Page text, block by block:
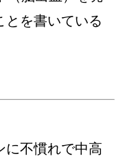
とを書いている
に不慣れで中高